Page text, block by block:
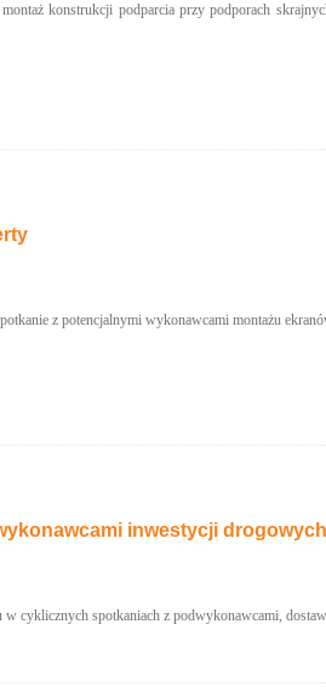
konstrukcji podparcia przy podporach
z potencjalnymi wykonawcami montażu
inwestycji drogowych
cyklicznych spotkaniach z podwykonawcami,